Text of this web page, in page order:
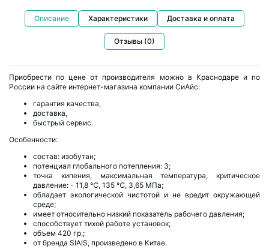
Описание Характеристики Доставка и оплата
Отзывы (0)
Приобрести по цене от производителя можно в Краснодаре и по
России на сайте интернет-магазина компании СиАйс:
гарантия качества,
доставка,
быстрый сервис.
Особенности:
состав: изобутан;
потенциал глобального потепления: 3;
точка кипения, максимальная температура, критическое
давление: - 11,8 ℃, 135 ℃, 3,65 МПа;
обладает экологической чистотой и не вредит окружающей
среде;
имеет относительно низкий показатель рабочего давления;
способствует тихой работе установок;
объем 420 гр.;
от бренда SIAIS, произведено в Китае.